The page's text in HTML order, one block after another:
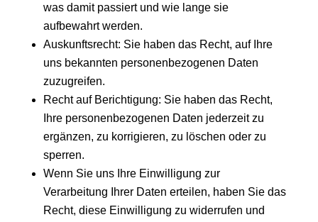
was damit passiert und wie lange sie
aufbewahrt werden.
Auskunftsrecht: Sie haben das Recht, auf Ihre
uns bekannten personenbezogenen Daten
zuzugreifen.
Recht auf Berichtigung: Sie haben das Recht,
Ihre personenbezogenen Daten jederzeit zu
ergänzen, zu korrigieren, zu löschen oder zu
sperren.
Wenn Sie uns Ihre Einwilligung zur
Verarbeitung Ihrer Daten erteilen, haben Sie das
Recht, diese Einwilligung zu widerrufen und